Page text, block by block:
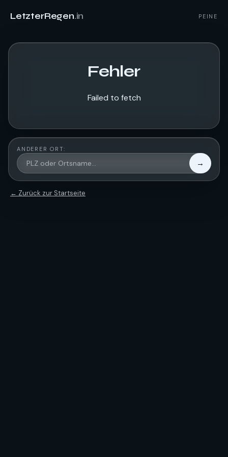
LetzterRegen.in PEINE
Fehler
Failed to fetch
ANDERER ORT:
→
← Zurück zur Startseite